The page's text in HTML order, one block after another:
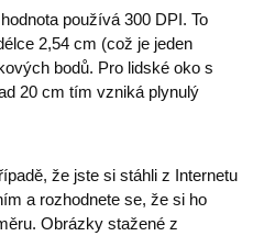
používá 300 DPI. To
2,54 cm (což je jeden
bodů. Pro lidské oko s
20 cm tím vzniká plynulý
že jste si stáhli z Internetu
a rozhodnete se, že si ho
Obrázky stažené z